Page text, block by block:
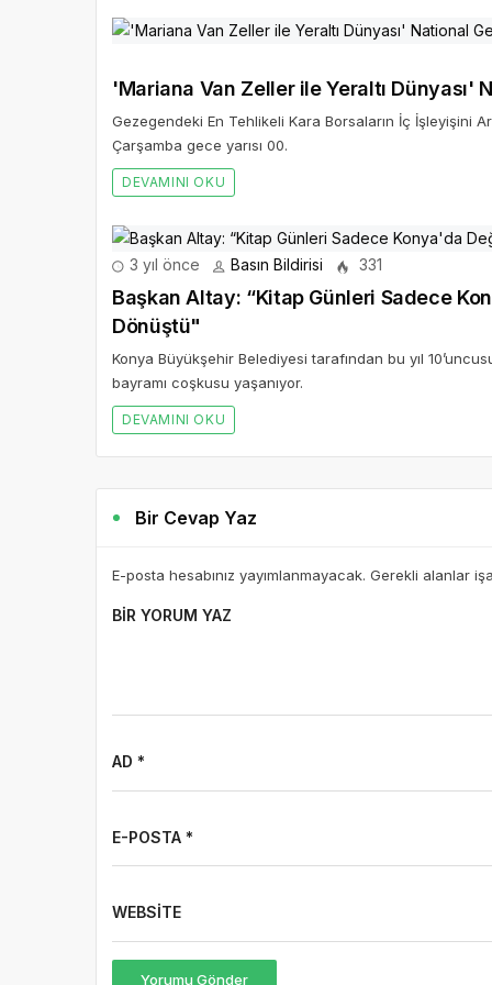
'Mariana Van Zeller ile Yeraltı Dünyası'
Gezegendeki En Tehlikeli Kara Borsaların İç İşleyişini
Çarşamba gece yarısı 00.
DEVAMINI OKU
3 yıl önce Basın Bildirisi 331
Başkan Altay: “Kitap Günleri Sadece
Dönüştü"
Konya Büyükşehir Belediyesi tarafından bu yıl
bayramı coşkusu yaşanıyor.
DEVAMINI OKU
Bir Cevap Yaz
E-posta hesabınız yayımlanmayacak. Gerekli alanlar
BIR YORUM YAZ
AD *
E-POSTA *
WEBSITE
Yorumu Gönder